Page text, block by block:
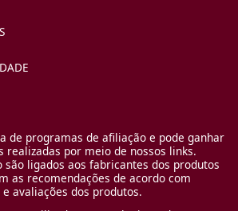
de programas de afiliação e pode ganhar
realizadas por meio de nossos links.
são ligados aos fabricantes dos produtos
as recomendações de acordo com
avaliações dos produtos.